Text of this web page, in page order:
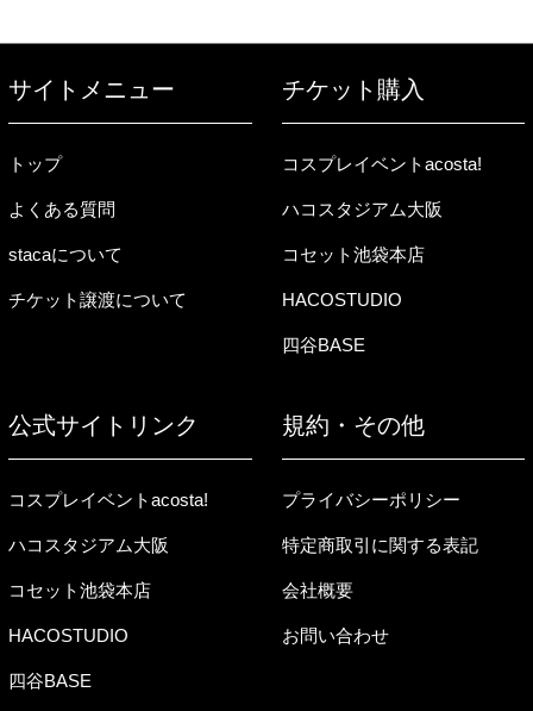
サイトメニュー
トップ
よくある質問
stacaについて
チケット譲渡について
チケット購入
コスプレイベントacosta!
ハコスタジアム大阪
コセット池袋本店
HACOSTUDIO
四谷BASE
公式サイトリンク
コスプレイベントacosta!
ハコスタジアム大阪
コセット池袋本店
HACOSTUDIO
四谷BASE
規約・その他
プライバシーポリシー
特定商取引に関する表記
会社概要
お問い合わせ